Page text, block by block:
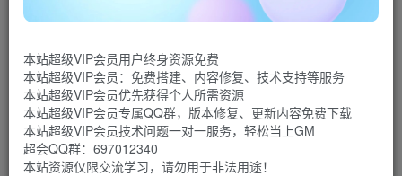
具,Adobe Prelude中文破解版粗剪视频,快速标记和转码视频
软件截图
本站超级VIP会员用户终身资源免费
本站超级VIP会员：免费搭建、内容修复、技术支持等服务
本站超级VIP会员优先获得个人所需资源
本站超级VIP会员专属QQ群，版本修复、更新内容免费下载
本站超级VIP会员技术问题一对一服务，轻松当上GM
超会QQ群：697012340
本站资源仅限交流学习，请勿用于非法用途！